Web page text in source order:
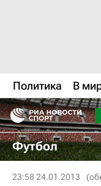
Политика В
Футбол
23:58 24.01.2013